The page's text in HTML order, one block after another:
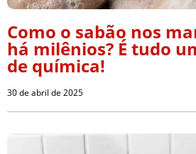
Como o sabão nos
há milênios? É tudo
de química!
30 de abril de 2025